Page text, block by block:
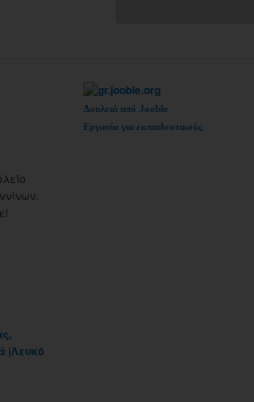
Δουλειά από Jooble
Εργασία για εκπαιδευτικούς